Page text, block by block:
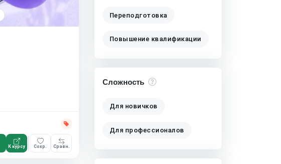
К курсу Сохр. Сравн.
Переподготовка
Повышение квалификации
Сложность
Для новичков
Для профессионалов